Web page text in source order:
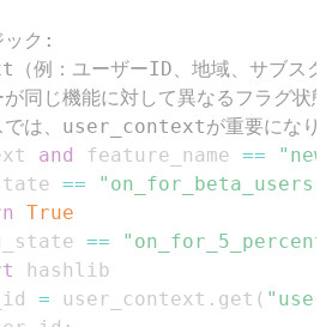
ク:
：ユーザーID、地域、サブスク
同じ機能に対して異なるフラグ状
では、user_contextが重要になり
and feature_name ==
==
"on_for_beta_users"
True
==
= user_context . get (